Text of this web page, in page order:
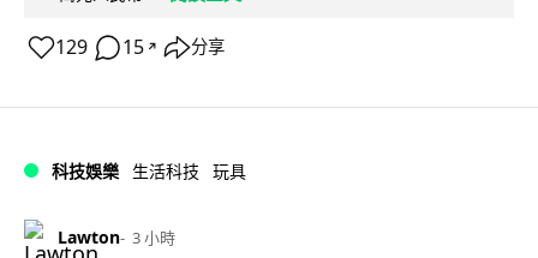
129 15 ↗ 分享
科技娛樂 生活科技 玩具
Lawton 3 小時